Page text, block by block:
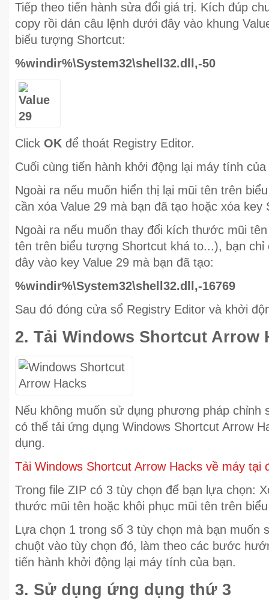
Tiếp theo tiến hành sửa đổi giá trị. Kích đúp
copy rồi dán câu lệnh dưới đây vào khung
biểu tượng Shortcut:
%windir%\System32\shell32.dll,-50
Click OK để thoát Registry Editor.
Cuối cùng tiến hành khởi động lại máy tính
Ngoài ra nếu muốn hiển thị lại mũi tên trên
cần xóa Value 29 mà bạn đã tạo hoặc xóa key
Ngoài ra nếu muốn thay đổi kích thước mũi
tên trên biểu tượng Shortcut khá to...), bạn
đây vào key Value 29 mà bạn đã tạo:
%windir%\System32\shell32.dll,-16769
Sau đó đóng cửa sổ Registry Editor và khởi
2. Tải Windows Shortcut Arrow
Nếu không muốn sử dụng phương pháp chỉnh
có thể tải ứng dụng Windows Shortcut Arrow
dụng.
Tải Windows Shortcut Arrow Hacks về máy tại
Trong file ZIP có 3 tùy chọn để bạn lựa chọn:
thước mũi tên hoặc khôi phục mũi tên trên
Lựa chọn 1 trong số 3 tùy chọn mà bạn muốn
chuột vào tùy chọn đó, làm theo các bước
tiến hành khởi động lại máy tính của bạn.
3. Sử dụng ứng dụng thứ 3